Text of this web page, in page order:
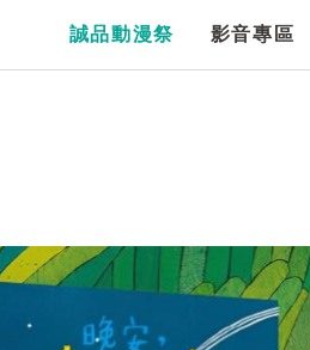
誠品動漫祭 影音專區